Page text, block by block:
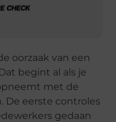
oorzaak van een
begint al als je
met de
De eerste controles
gedaan